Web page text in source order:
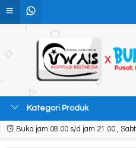
Kategori Produk
Buka jam 08.00 s/d jam 21.00 ,